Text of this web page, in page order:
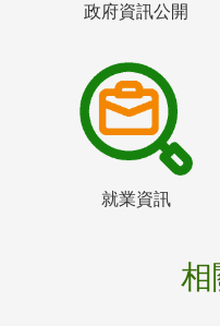
政府資訊公開
就業資訊
相